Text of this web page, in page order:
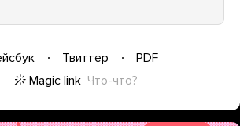
Твиттер
PDF
Magic link Что-что?